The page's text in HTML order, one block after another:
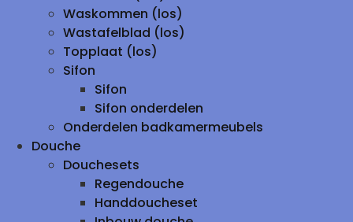
Waskommen (los)
Wastafelblad (los)
Topplaat (los)
Sifon
Sifon
Sifon onderdelen
Onderdelen badkamermeubels
Douche
Douchesets
Regendouche
Handdoucheset